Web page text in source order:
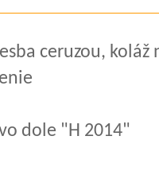
ceruzou, koláž
dole "H 2014"